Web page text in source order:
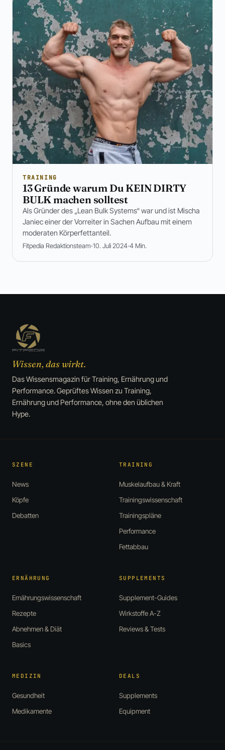
TRAINING
13 Gründe warum Du KEIN DIRTY
BULK machen solltest
Als Gründer des „Lean Bulk Systems“ war und ist Mischa
Janiec einer der Vorreiter in Sachen Aufbau mit einem
moderaten Körperfettanteil.
Fitpedia Redaktionsteam 10. Juli 2024 4 Min.
Wissen, das wirkt.
Das Wissensmagazin für Training, Ernährung und
Performance. Geprüftes Wissen zu Training,
Ernährung und Performance, ohne den üblichen
Hype.
SZENE
News
Köpfe
Debatten
TRAINING
Muskelaufbau & Kraft
Trainingswissenschaft
Trainingspläne
Performance
Fettabbau
ERNÄHRUNG
Ernährungswissenschaft
Rezepte
Abnehmen & Diät
Basics
SUPPLEMENTS
Supplement-Guides
Wirkstoffe A-Z
Reviews & Tests
MEDIZIN
Gesundheit
Medikamente
DEALS
Supplements
Equipment